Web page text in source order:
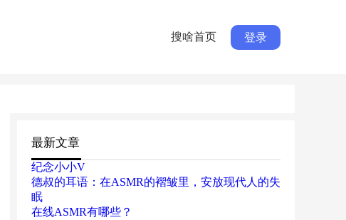
搜啥首页 登录
最新文章
纪念小小V
德叔的耳语：在ASMR的褶皱里，安放现代人的失
眠
在线ASMR有哪些？